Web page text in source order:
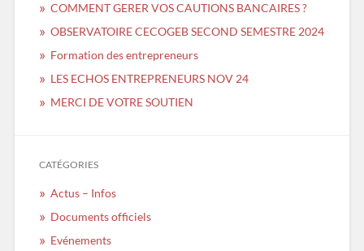
COMMENT GERER VOS CAUTIONS BANCAIRES ?
OBSERVATOIRE CECOGEB SECOND SEMESTRE 2024
Formation des entrepreneurs
LES ECHOS ENTREPRENEURS NOV 24
MERCI DE VOTRE SOUTIEN
CATÉGORIES
Actus – Infos
Documents officiels
Evénements